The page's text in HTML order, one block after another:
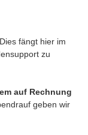
fängt hier im
zu
auf Rechnung
geben wir